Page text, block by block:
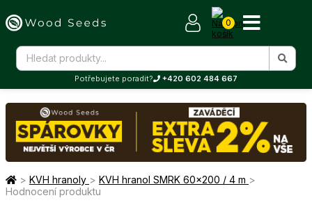
0
Potřebujete poradit? +420 602 484 667
> KVH hranoly > KVH hranol SMRK 60×200 / 4 m >
Hodnocení produktu